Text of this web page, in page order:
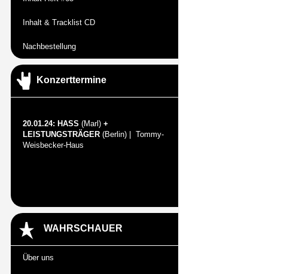
Inhalt & Tracklist CD
Nachbestellung
Konzerttermine
20.01.24: HASS (Marl) +
LEISTUNGSTRÄGER (Berlin) | Tommy-
Weisbecker-Haus
WAHRSCHAUER
Über uns